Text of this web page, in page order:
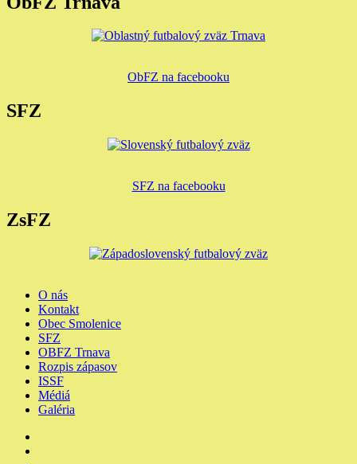
ObFZ na facebooku
SFZ
SFZ na facebooku
ZsFZ
O nás
Kontakt
Obec Smolenice
SFZ
OBFZ Trnava
Rozpis zápasov
ISSF
Médiá
Galéria